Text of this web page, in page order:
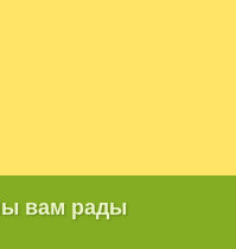
вам рады